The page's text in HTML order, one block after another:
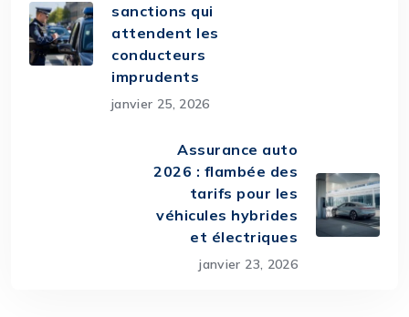
sanctions qui
attendent les
conducteurs
imprudents
janvier 25, 2026
Assurance auto
2026 : flambée des
tarifs pour les
véhicules hybrides
et électriques
janvier 23, 2026